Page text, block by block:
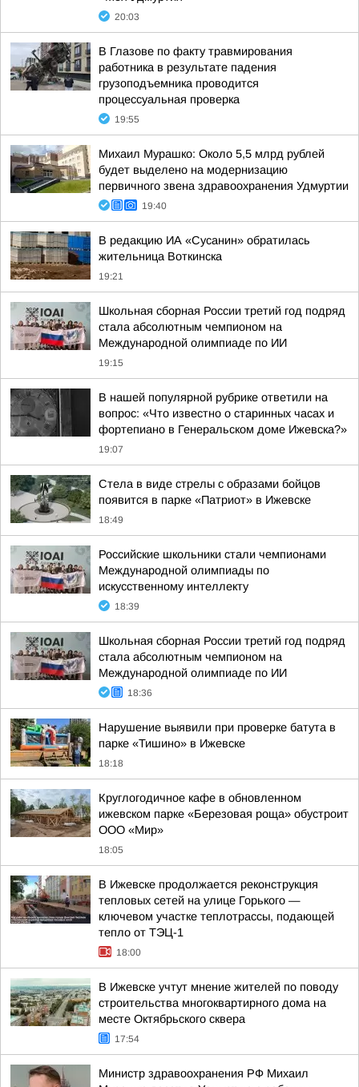
20:03
В Глазове по факту травмирования
работника в результате падения
грузоподъемника проводится
процессуальная проверка
19:55
Михаил Мурашко: Около 5,5 млрд рублей
будет выделено на модернизацию
первичного звена здравоохранения Удмуртии
19:40
В редакцию ИА «Сусанин» обратилась
жительница Воткинска
19:21
Школьная сборная России третий год подряд
стала абсолютным чемпионом на
Международной олимпиаде по ИИ
19:15
В нашей популярной рубрике ответили на
вопрос: «Что известно о старинных часах и
фортепиано в Генеральском доме Ижевска?»
19:07
Стела в виде стрелы с образами бойцов
появится в парке «Патриот» в Ижевске
18:49
Российские школьники стали чемпионами
Международной олимпиады по
искусственному интеллекту
18:39
Школьная сборная России третий год подряд
стала абсолютным чемпионом на
Международной олимпиаде по ИИ
18:36
Нарушение выявили при проверке батута в
парке «Тишино» в Ижевске
18:18
Круглогодичное кафе в обновленном
ижевском парке «Березовая роща» обустроит
ООО «Мир»
18:05
В Ижевске продолжается реконструкция
тепловых сетей на улице Горького —
ключевом участке теплотрассы, подающей
тепло от ТЭЦ-1
18:00
В Ижевске учтут мнение жителей по поводу
строительства многоквартирного дома на
месте Октябрьского сквера
17:54
Министр здравоохранения РФ Михаил